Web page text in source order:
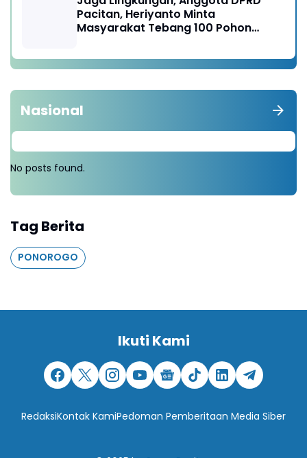
Pacitan, Heriyanto Minta
Masyarakat Tebang 100 Pohon
Nasional
No posts found.
Tag Berita
PONOROGO
Ikuti Kami
RedaksiKontak KamiPedoman Pemberitaan Media Siber